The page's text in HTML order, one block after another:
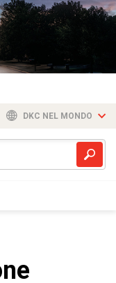
DKC NEL MONDO